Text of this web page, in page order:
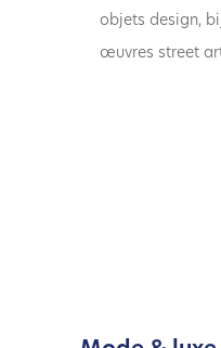
objets design,
œuvres street